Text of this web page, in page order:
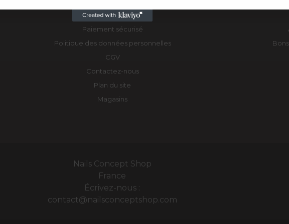
L'HISTOIRE N.C.S
Paiement sécurisé
Politique des données personnelles
CGV
Contactez-nous
Plan du site
Magasins
Nails Concept Shop
France
Écrivez-nous :
contact@nailsconceptshop.com